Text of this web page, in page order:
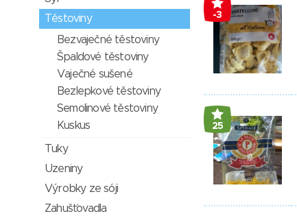
-3
25
Těstoviny
Bezvaječné těstoviny
Špaldové těstoviny
Vaječné sušené
Bezlepkové těstoviny
Semolinové těstoviny
Kuskus
Tuky
Uzeniny
Výrobky ze sóji
Zahušťovadla